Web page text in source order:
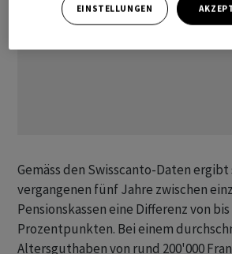
Gemäss den Swisscanto-Daten
vergangenen fünf Jahre zwischen
Pensionskassen eine Differenz von bis
Prozentpunkten. Bei einem
Altersguthaben von rund 200'000
EINSTELLUNGEN